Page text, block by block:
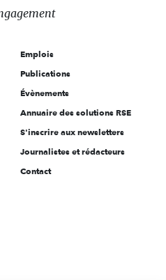
Emplois
Publications
Évènements
Annuaire des solutions RSE
S'inscrire aux newsletters
Journalistes et rédacteurs
Contact